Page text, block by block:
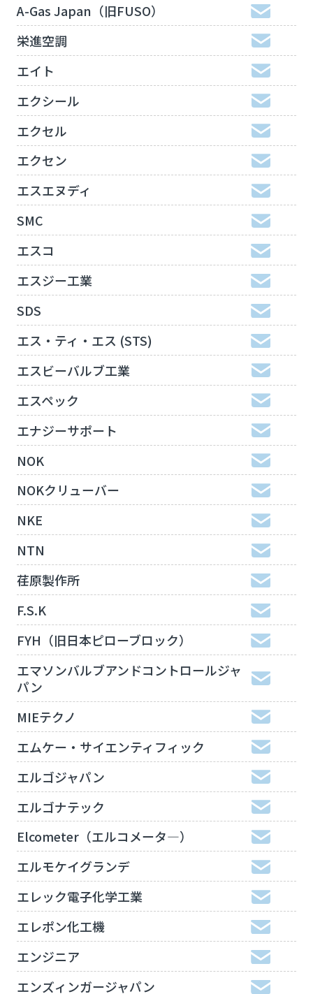
A-Gas Japan（旧FUSO）
栄進空調
エイト
エクシール
エクセル
エクセン
エスエヌディ
SMC
エスコ
エスジー工業
SDS
エス・ティ・エス (STS)
エスビーバルブ工業
エスペック
エナジーサポート
NOK
NOKクリューバー
NKE
NTN
荏原製作所
F.S.K
FYH（旧日本ピローブロック）
エマソンバルブアンドコントロールジャ
パン
MIEテクノ
エムケー・サイエンティフィック
エルゴジャパン
エルゴナテック
Elcometer（エルコメータ―）
エルモケイグランデ
エレック電子化学工業
エレポン化工機
エンジニア
エンズィンガージャパン